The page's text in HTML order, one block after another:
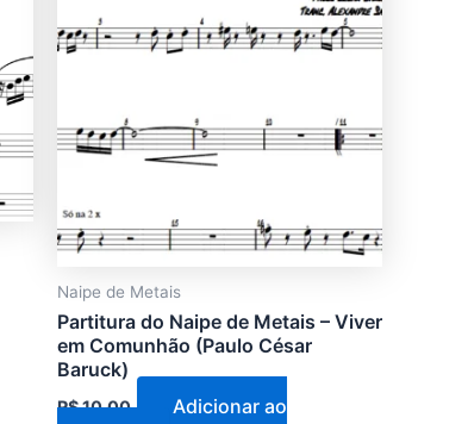
Naipe de Metais
Partitura do Naipe de Metais – Viver
em Comunhão (Paulo César
Baruck)
R$10,00
Adicionar ao